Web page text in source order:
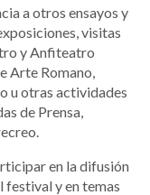
a otros ensayos y
visitas
y Anfiteatro
Arte Romano,
u otras actividades
de Prensa,
en la difusión
festival y en temas